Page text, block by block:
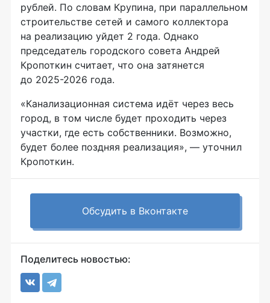
рублей. По словам Крупина, при параллельном
строительстве сетей и самого коллектора
на реализацию уйдет 2 года. Однако
председатель городского совета Андрей
Кропоткин считает, что она затянется
до 2025-2026 года.
«Канализационная система идёт через весь
город, в том числе будет проходить через
участки, где есть собственники. Возможно,
будет более поздняя реализация», — уточнил
Кропоткин.
Обсудить в Вконтакте
Поделитесь новостью: